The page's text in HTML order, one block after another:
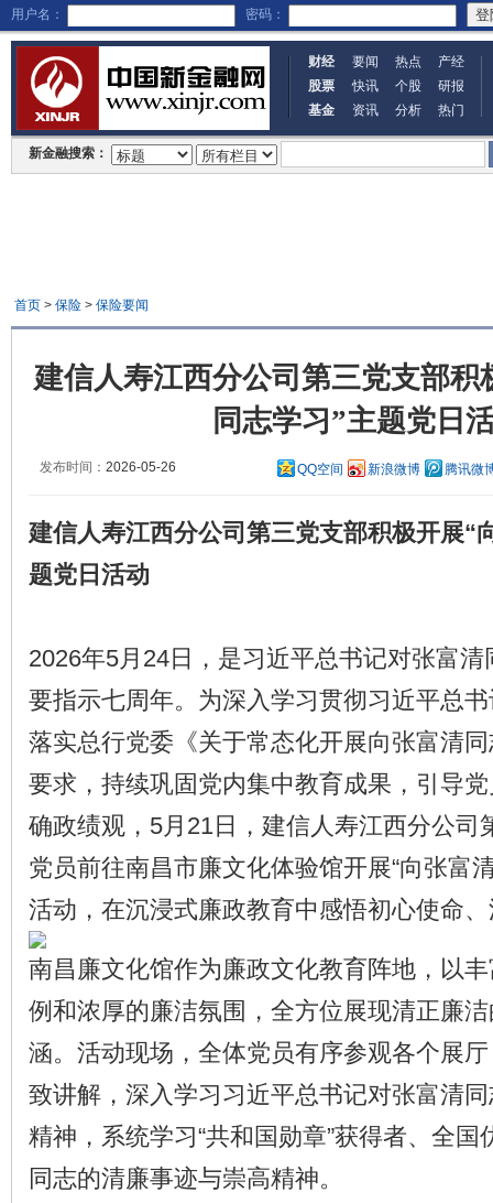
用户名： 密码：
财经 要闻 热点
产经
股票
快讯 个股
研报
基金
资讯 分析 热门
新金融搜索：
首页> 保险> 保险要闻
建信人寿江西分公司第三党支部积
同志学习”主题党日
发布时间： 2026-05-26 QQ空间 新浪微博 腾讯微
建信人寿江西分公司第三党支部积极开展“
题党日活动
2026年5月24日，是习近平总书记对张富
要指示七周年。为深入学习贯彻习近平总
落实总行党委《关于常态化开展向张富清
要求，持续巩固党内集中教育成果，引导
确政绩观，5月21日，建信人寿江西分公司
党员前往南昌市廉文化体验馆开展“向张富
活动，在沉浸式廉政教育中感悟初心使命
南昌廉文化馆作为廉政文化教育阵地，以
例和浓厚的廉洁氛围，全方位展现清正廉
涵。活动现场，全体党员有序参观各个展
致讲解，深入学习习近平总书记对张富清
精神，系统学习“共和国勋章”获得者、全
同志的清廉事迹与崇高精神。